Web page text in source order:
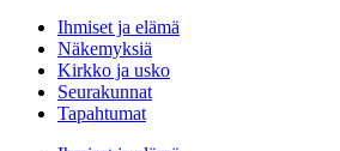
Ihmiset ja elämä
Näkemyksiä
Kirkko ja usko
Seurakunnat
Tapahtumat